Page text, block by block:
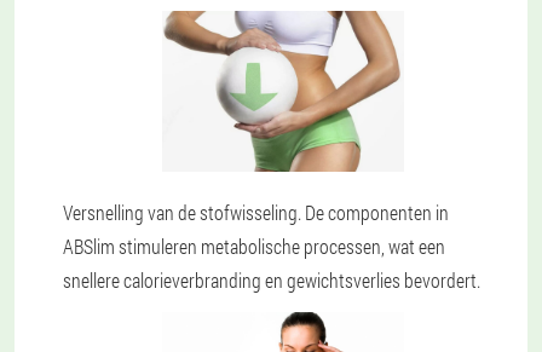
Versnelling van de stofwisseling. De componenten in
ABSlim stimuleren metabolische processen, wat een
snellere calorieverbranding en gewichtsverlies bevordert.